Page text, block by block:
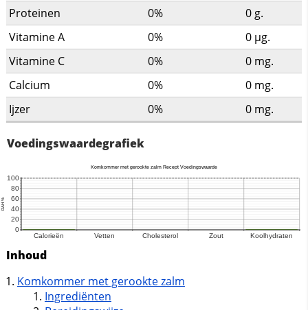
Proteinen 0% 0 g.
Vitamine A
0% 0 µg.
Vitamine C
0% 0 mg.
Calcium
0% 0 mg.
Ijzer
0% 0 mg.
Voedingswaardegrafiek
Inhoud
Komkommer met gerookte zalm
Ingrediënten